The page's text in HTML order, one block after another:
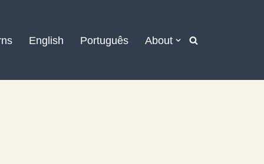
English Português About